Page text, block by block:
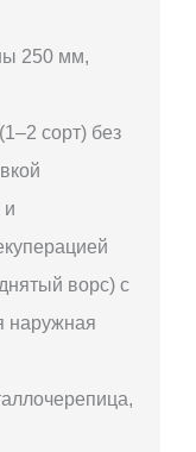
250 мм,
(1–2 сорт) без
и
ворс) с
наружная